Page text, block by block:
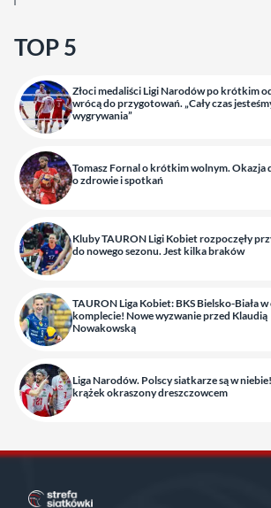
TOP 5
Złoci medaliści Ligi Narodów po krótkim
wrócą do przygotowań. „Cały czas
wygrywania”
Tomasz Fornal o krótkim wolnym. Okazja
o zdrowie i spotkań
Kluby TAURON Ligi Kobiet rozpoczęły
do nowego sezonu. Jest kilka braków
TAURON Liga Kobiet: BKS Bielsko-Biała
komplecie! Nowe wyzwanie przed Klaudią
Nowakowską
Liga Narodów. Polscy siatkarze są w
krążek okraszony dreszczowcem